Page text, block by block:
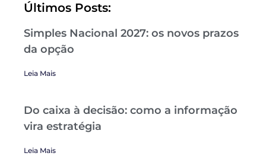
Últimos Posts:
Simples Nacional 2027: os novos prazos
da opção
Leia Mais
Do caixa à decisão: como a informação
vira estratégia
Leia Mais